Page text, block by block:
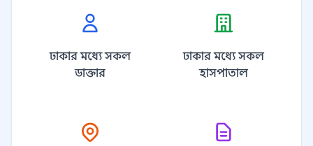
ঢাকার মধ্যে সকল
ডাক্তার
ঢাকার মধ্যে সকল
হাসপাতাল